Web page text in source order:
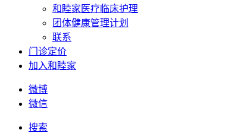
和睦家医疗临床护理
团体健康管理计划
联系
门诊定价
加入和睦家
微博
微信
搜索